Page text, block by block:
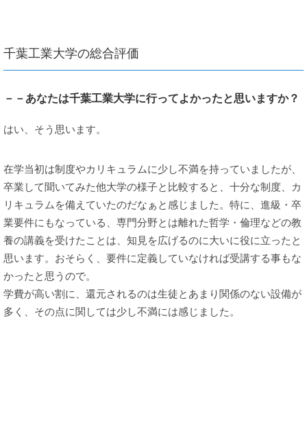
千葉工業大学の総合評価
－－あなたは千葉工業大学に行ってよかったと思いますか？
はい、そう思います。
在学当初は制度やカリキュラムに少し不満を持っていましたが、
卒業して聞いてみた他大学の様子と比較すると、十分な制度、カ
リキュラムを備えていたのだなぁと感じました。特に、進級・卒
業要件にもなっている、専門分野とは離れた哲学・倫理などの教
養の講義を受けたことは、知見を広げるのに大いに役に立ったと
思います。おそらく、要件に定義していなければ受講する事もな
かったと思うので。
学費が高い割に、還元されるのは生徒とあまり関係のない設備が
多く、その点に関しては少し不満には感じました。